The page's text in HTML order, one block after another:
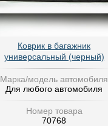
Коврик в багажник
универсальный (черный)
Марка/модель автомобиля
Для любого автомобиля
Номер товара
70768